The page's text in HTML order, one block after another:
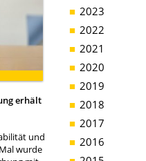
erhält
und
wurde
2023
2022
2021
2020
2019
2018
2017
2016